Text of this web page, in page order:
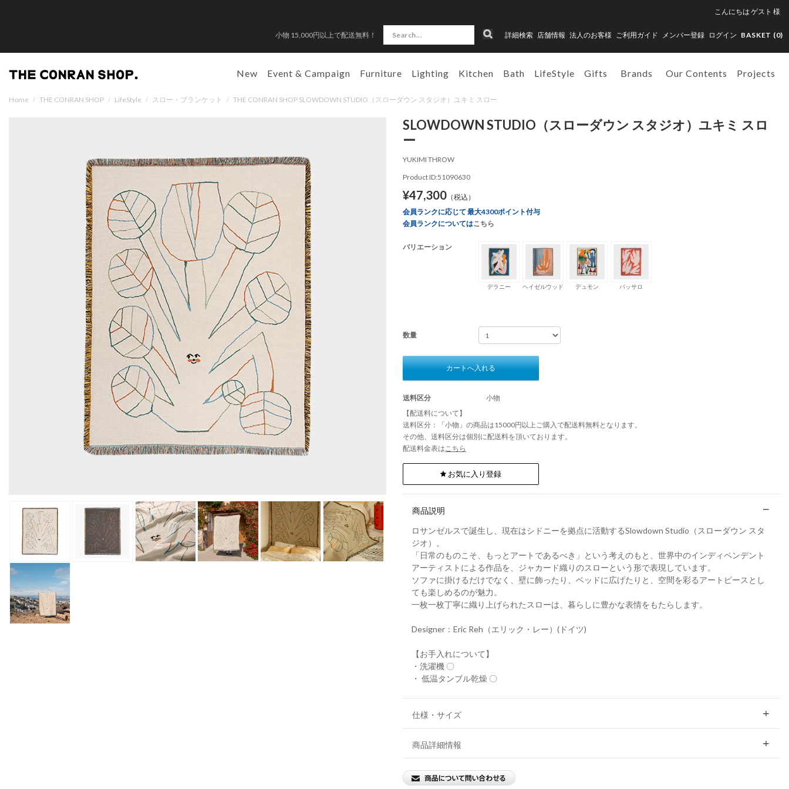
こんにちは ゲスト 様
小物 15,000円以上で配送無料！ 詳細検索 店舗情報 法人のお客様 ご利用ガイド メンバー登録 ログイン BASKET (0)
New Event & Campaign Furniture Lighting Kitchen Bath LifeStyle Gifts Brands Our Contents Projects
Home / THE CONRAN SHOP / LifeStyle / スロー・ブランケット / THE CONRAN SHOP SLOWDOWN STUDIO（スローダウン スタジオ）ユキミ スロー
SLOWDOWN STUDIO（スローダウン スタジオ）ユキミ スロ
ー
YUKIMI THROW
Product ID:51090630
¥47,300（税込）
会員ランクに応じて 最大4300ポイント付与
会員ランクについてはこちら
バリエーション
デラニー ヘイゼルウッド デュモン パッサロ
数量
カートへ入れる
送料区分
小物
【配送料について】
送料区分：「小物」の商品は15000円以上ご購入で配送料無料となります。
その他、送料区分は個別に配送料を頂いております。
配送料金表はこちら
お気に入り登録
商品説明
ロサンゼルスで誕生し、現在はシドニーを拠点に活動するSlowdown Studio（スローダウン スタ
ジオ）。
「日常のものこそ、もっとアートであるべき」という考えのもと、世界中のインディペンデント
アーティストによる作品を、ジャカード織りのスローという形で表現しています。
ソファに掛けるだけでなく、壁に飾ったり、ベッドに広げたりと、空間を彩るアートピースとし
ても楽しめるのが魅力。
一枚一枚丁寧に織り上げられたスローは、暮らしに豊かな表情をもたらします。
Designer：Eric Reh（エリック・レー）(ドイツ)
【お手入れについて】
・洗濯機 〇
・ 低温タンブル乾燥 〇
仕様・サイズ
商品詳細情報